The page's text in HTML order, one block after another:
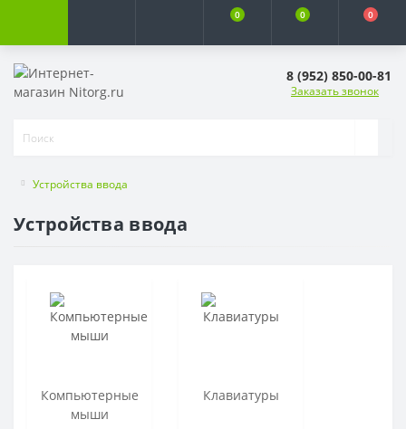
0 0 0
8 (952) 850-00-81
Заказать звонок
Устройства ввода
Устройства ввода
Компьютерные
мыши
Клавиатуры